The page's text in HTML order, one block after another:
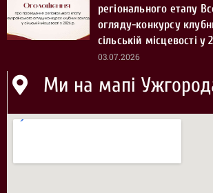
регіонального етапу
огляду-конкурсу
сільській місцевості у
03.07.2026
Ми на мапі